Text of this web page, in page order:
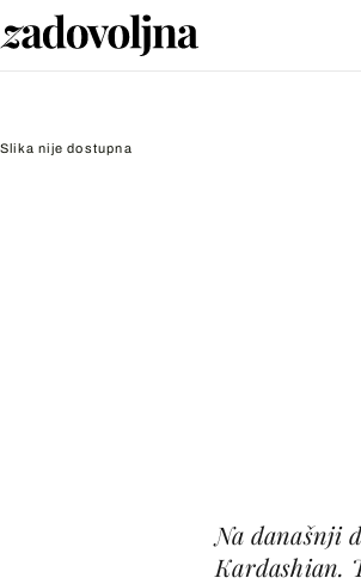
Slika nije dostupna
Na današnji
Kardashian.